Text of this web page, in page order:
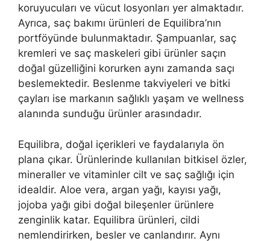
koruyucuları ve vücut losyonları yer almaktadır.
Ayrıca, saç bakımı ürünleri de Equilibra’nın
portföyünde bulunmaktadır. Şampuanlar, saç
kremleri ve saç maskeleri gibi ürünler saçın
doğal güzelliğini korurken aynı zamanda saçı
beslemektedir. Beslenme takviyeleri ve bitki
çayları ise markanın sağlıklı yaşam ve wellness
alanında sunduğu ürünler arasındadır.
Equilibra, doğal içerikleri ve faydalarıyla ön
plana çıkar. Ürünlerinde kullanılan bitkisel özler,
mineraller ve vitaminler cilt ve saç sağlığı için
idealdir. Aloe vera, argan yağı, kayısı yağı,
jojoba yağı gibi doğal bileşenler ürünlere
zenginlik katar. Equilibra ürünleri, cildi
nemlendirirken, besler ve canlandırır. Aynı